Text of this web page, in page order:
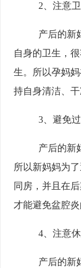
2、注意
产后的新
自身的卫生，
生。所以孕妈
持自身清洁、
3、避免
产后的新
所以新妈妈为
同房，并且在
才能避免盆腔炎
4、注意
产后的新